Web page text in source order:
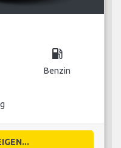
local_gas_station
Benzin